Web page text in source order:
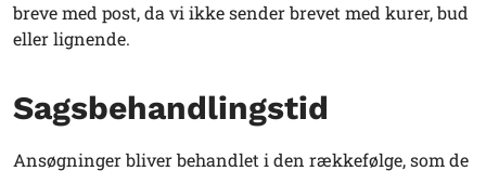
breve med post, da vi ikke sender brevet med kurer, bud
eller lignende.
Sagsbehandlingstid
Ansøgninger bliver behandlet i den rækkefølge, som de